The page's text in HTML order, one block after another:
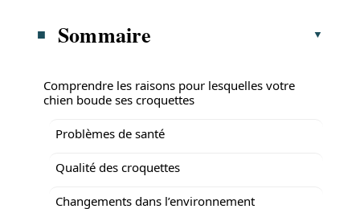
Sommaire
Comprendre les raisons pour lesquelles votre
chien boude ses croquettes
Problèmes de santé
Qualité des croquettes
Changements dans l’environnement